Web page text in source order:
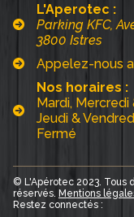
L'Aperotec :
Parking KFC,
3800 Istres
Appelez-nous
Nos horaires :
Mardi, Mercredi
Jeudi &
Fermé
© L'Apérotec 2023. Tous
réservés. Mentions
Restez connectés :